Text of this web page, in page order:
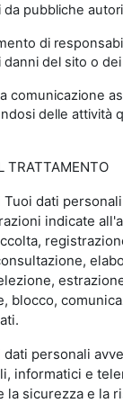
pubbliche
di
danni del sito o
comunicazione
delle attività
TRATTAMENTO
dati
indicate
blocco,
personali
informatici e
la sicurezza e la